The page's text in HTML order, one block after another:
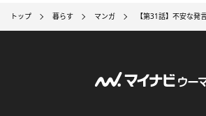
トップ 暮らす マンガ 【第31話】不安な発